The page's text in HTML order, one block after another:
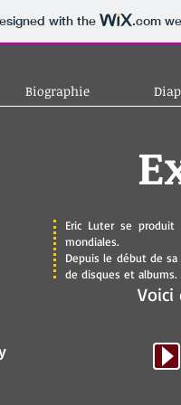
with the .com
Biographie
Eric Luter se
mondiales.
Depuis le début de
de disques et albums.
Voici